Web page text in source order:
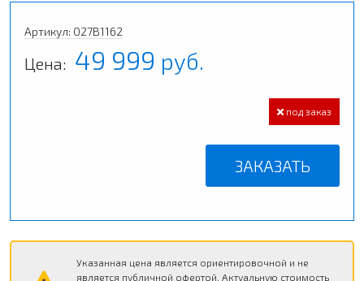
Артикул: 027B1162
Цена: 49 999 руб.
под заказ
ЗАКАЗАТЬ
Указанная цена является ориентировочной и не
является публичной офертой. Актуальную стоимость